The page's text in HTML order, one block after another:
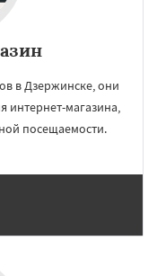
в Дзержинске, они
интернет-магазина,
посещаемости.